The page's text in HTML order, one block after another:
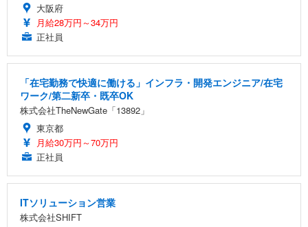
大阪府
月給28万円～34万円
正社員
「在宅勤務で快適に働ける」インフラ・開発エンジニア/在宅
ワーク/第二新卒・既卒OK
株式会社TheNewGate「13892」
東京都
月給30万円～70万円
正社員
ITソリューション営業
株式会社SHIFT